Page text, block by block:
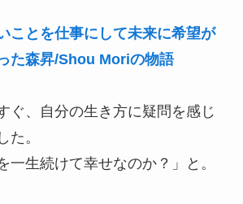
ことを仕事にして未来に希望が
た森昇/Shou Moriの物語
ぐ、自分の生き方に疑問を感じ
た。
一生続けて幸せなのか？」と。